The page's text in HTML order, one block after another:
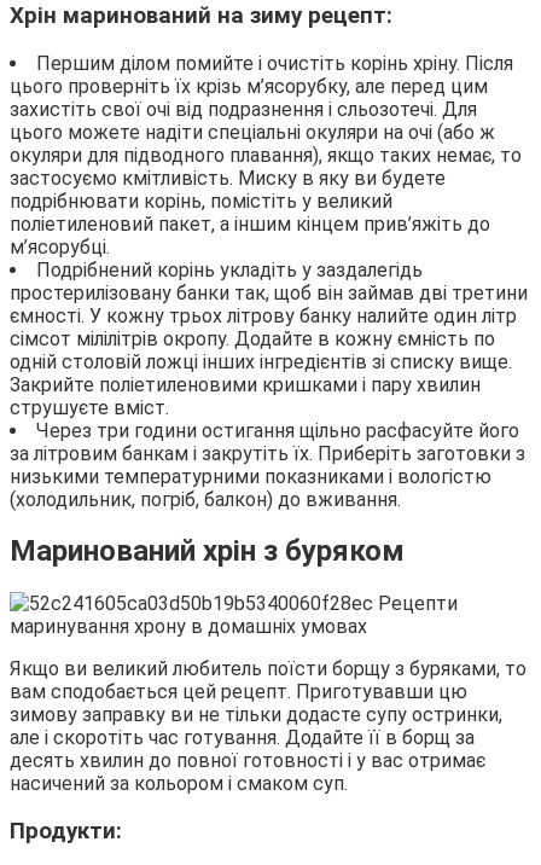
Хрін маринований на зиму рецепт:
Першим ділом помийте і очистіть корінь хріну. Після
цього проверніть їх крізь м’ясорубку, але перед цим
захистіть свої очі від подразнення і сльозотечі. Для
цього можете надіти спеціальні окуляри на очі (або ж
окуляри для підводного плавання), якщо таких немає, то
застосуємо кмітливість. Миску в яку ви будете
подрібнювати корінь, помістіть у великий
поліетиленовий пакет, а іншим кінцем прив’яжіть до
м’ясорубці.
Подрібнений корінь укладіть у заздалегідь
простерилізовану банки так, щоб він займав дві третини
ємності. У кожну трьох літрову банку налийте один літр
сімсот мілілітрів окропу. Додайте в кожну ємність по
одній столовій ложці інших інгредієнтів зі списку вище.
Закрийте поліетиленовими кришками і пару хвилин
струшуєте вміст.
Через три години остигання щільно расфасуйте його
за літровим банкам і закрутіть їх. Приберіть заготовки з
низькими температурними показниками і вологістю
(холодильник, погріб, балкон) до вживання.
Маринований хрін з буряком
Якщо ви великий любитель поїсти борщу з буряками, то
вам сподобається цей рецепт. Приготувавши цю
зимову заправку ви не тільки додасте супу остринки,
але і скоротіть час готування. Додайте її в борщ за
десять хвилин до повної готовності і у вас отримає
насичений за кольором і смаком суп.
Продукти: